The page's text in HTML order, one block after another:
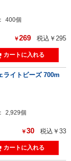
400個
￥269 税込￥295
ライトビーズ 700m
2,929個
￥30 税込￥33